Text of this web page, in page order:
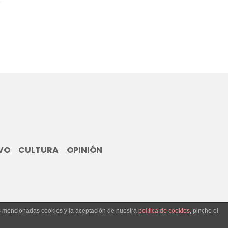
CULTURA OPINIÓN
cookies y la aceptación de nuestra política de cookies, pinche el